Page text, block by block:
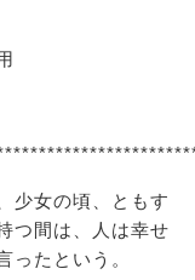
少女の頃、ともす
つ間は、人は幸せ
ったという。